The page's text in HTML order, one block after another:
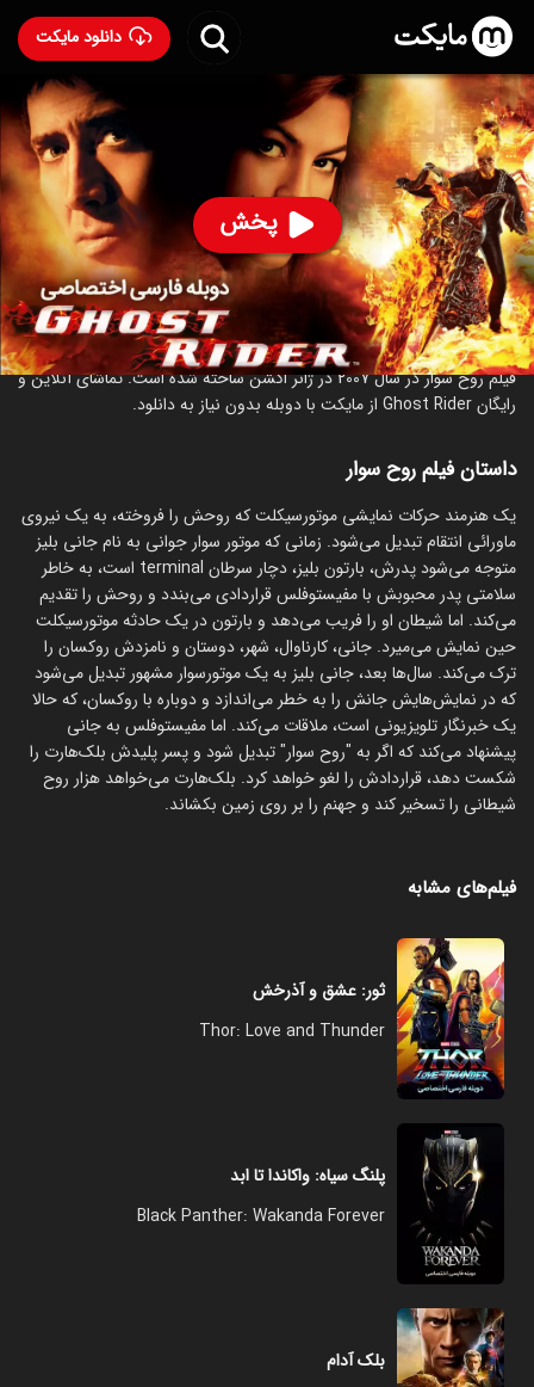
دانلود مایکت
پخش
فیلم روح سوار با دوبله فارسی
۱,۲۶۳ 93% ۵.۳
ساخت آمریکا سال 2007
رده سنی ۱۳+
اکشن
درباره فیلم روح سوار
فیلم روح سوار در سال 2007 در ژانر اکشن ساخته شده است. تماشای آنلاین و
رایگان Ghost Rider از مایکت با دوبله بدون نیاز به دانلود.
داستان فیلم روح سوار
یک هنرمند حرکات نمایشی موتورسیکلت که روحش را فروخته، به یک نیروی
ماورائی انتقام تبدیل می‌شود. زمانی که موتور سوار جوانی به نام جانی بلیز
متوجه می‌شود پدرش، بارتون بلیز، دچار سرطان terminal است، به خاطر
سلامتی پدر محبوبش با مفیستوفلس قراردادی می‌بندد و روحش را تقدیم
می‌کند. اما شیطان او را فریب می‌دهد و بارتون در یک حادثه موتورسیکلت
حین نمایش می‌میرد. جانی، کارناوال، شهر، دوستان و نامزدش روکسان را
ترک می‌کند. سال‌ها بعد، جانی بلیز به یک موتورسوار مشهور تبدیل می‌شود
که در نمایش‌هایش جانش را به خطر می‌اندازد و دوباره با روکسان، که حالا
یک خبرنگار تلویزیونی است، ملاقات می‌کند. اما مفیستوفلس به جانی
پیشنهاد می‌کند که اگر به "روح سوار" تبدیل شود و پسر پلیدش بلک‌هارت را
شکست دهد، قراردادش را لغو خواهد کرد. بلک‌هارت می‌خواهد هزار روح
شیطانی را تسخیر کند و جهنم را بر روی زمین بکشاند.
فیلم‌های مشابه
ثور: عشق و آذرخش
Thor: Love and Thunder
پلنگ سیاه: واکاندا تا ابد
Black Panther: Wakanda Forever
بلک آدام